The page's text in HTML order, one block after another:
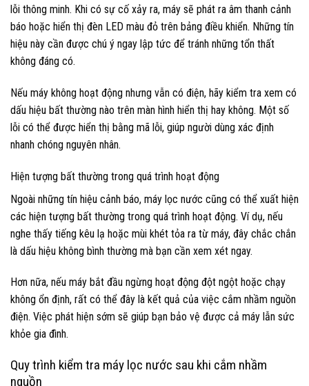
lỗi thông minh. Khi có sự cố xảy ra, máy sẽ phát ra âm thanh cảnh
báo hoặc hiển thị đèn LED màu đỏ trên bảng điều khiển. Những tín
hiệu này cần được chú ý ngay lập tức để tránh những tổn thất
không đáng có.
Nếu máy không hoạt động nhưng vẫn có điện, hãy kiểm tra xem có
dấu hiệu bất thường nào trên màn hình hiển thị hay không. Một số
lỗi có thể được hiển thị bằng mã lỗi, giúp người dùng xác định
nhanh chóng nguyên nhân.
Hiện tượng bất thường trong quá trình hoạt động
Ngoài những tín hiệu cảnh báo, máy lọc nước cũng có thể xuất hiện
các hiện tượng bất thường trong quá trình hoạt động. Ví dụ, nếu
nghe thấy tiếng kêu lạ hoặc mùi khét tỏa ra từ máy, đây chắc chắn
là dấu hiệu không bình thường mà bạn cần xem xét ngay.
Hơn nữa, nếu máy bắt đầu ngừng hoạt động đột ngột hoặc chạy
không ổn định, rất có thể đây là kết quả của việc cắm nhầm nguồn
điện. Việc phát hiện sớm sẽ giúp bạn bảo vệ được cả máy lẫn sức
khỏe gia đình.
Quy trình kiểm tra máy lọc nước sau khi cắm nhầm
nguồn